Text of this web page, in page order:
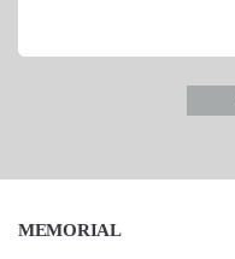
MEMORIAL